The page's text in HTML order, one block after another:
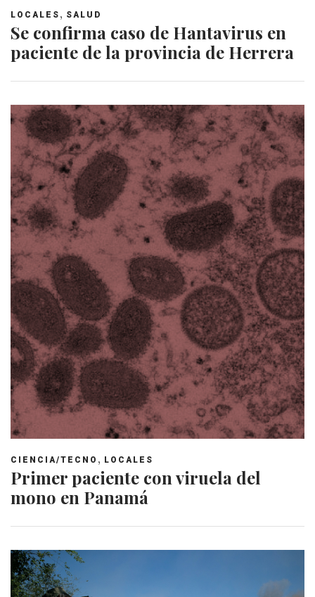
LOCALES , SALUD
Se confirma caso de Hantavirus en
paciente de la provincia de Herrera
CIENCIA/TECNO , LOCALES
Primer paciente con viruela del
mono en Panamá